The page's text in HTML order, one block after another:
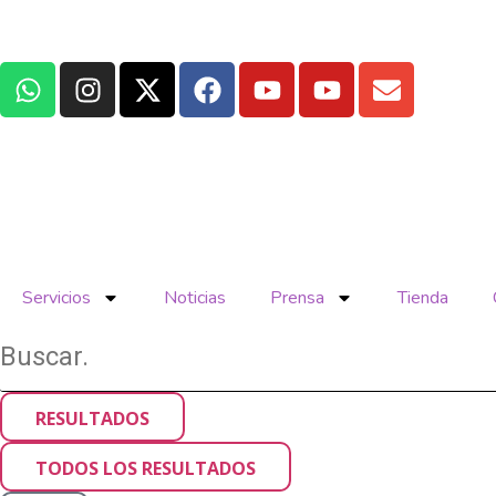
Servicios Noticias Prensa Tienda
RESULTADOS
TODOS LOS RESULTADOS